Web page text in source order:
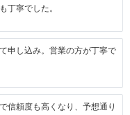
丁寧でした。
申し込み。営業の方が丁寧で
信頼度も高くなり、予想通り